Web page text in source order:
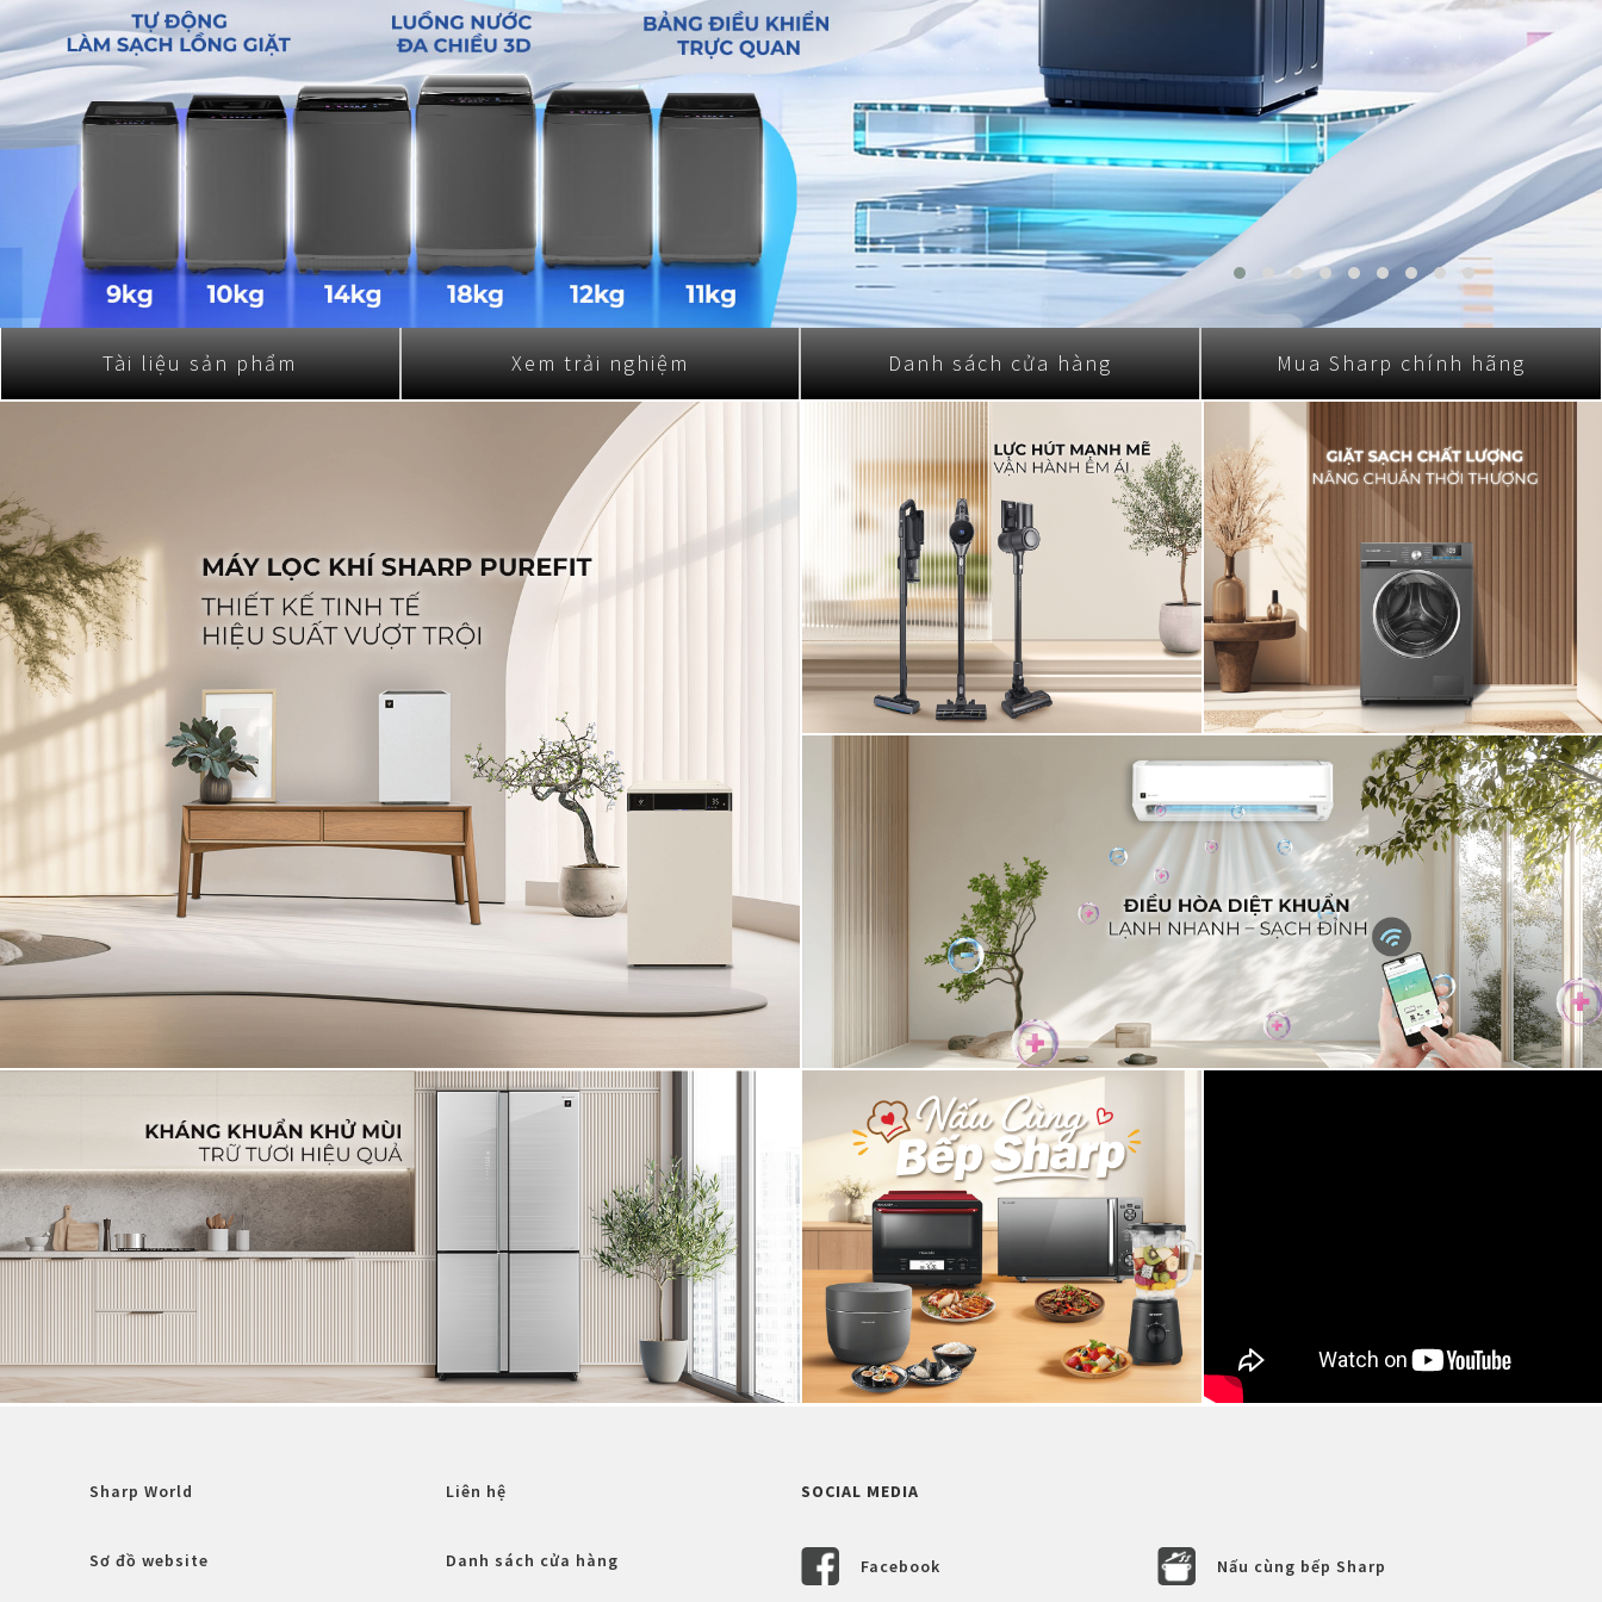
Nồi đa năng
Nồi chiên không dầu
Tài liệu sản phẩm Xem trải nghiệm Danh sách cửa hàng Mua Sharp chính hãng
Sharp World
Sơ đồ website
Liên hệ
Danh sách cửa hàng
SOCIAL MEDIA
Facebook Nấu cùng bếp Sharp